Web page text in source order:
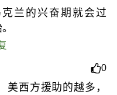
兰的兴奋期就会过
0
美西方援助的越多，